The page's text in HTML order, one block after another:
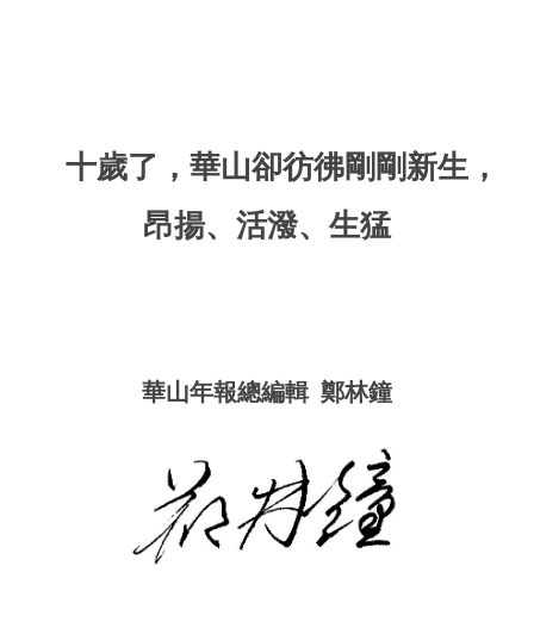
十歲了，華山卻彷彿剛剛新生，
昂揚、活潑、生猛
華山年報總編輯 鄭林鐘